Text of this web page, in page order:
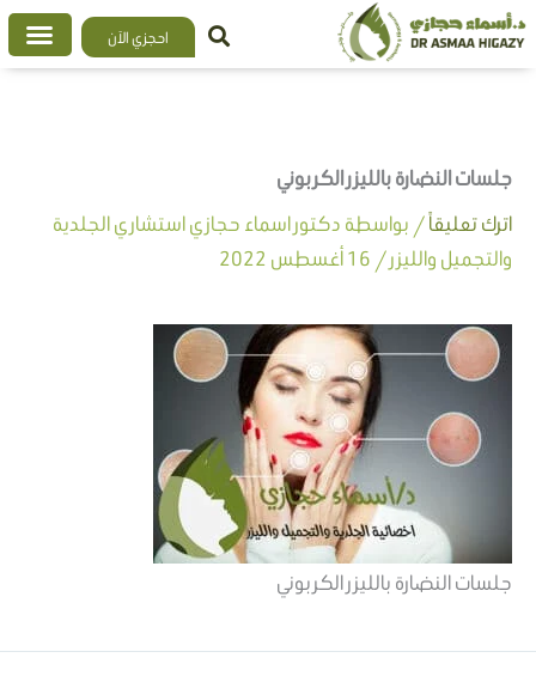
تخطي
إلى
احجزي الآن
جلسات النضارة بالليزر الكربوني
اترك تعليقاً/ بواسطة دكتور اسماء حجازي استشاري الجلدية
والتجميل والليزر/ 16 أغسطس 2022
جلسات النضارة بالليزر الكربوني